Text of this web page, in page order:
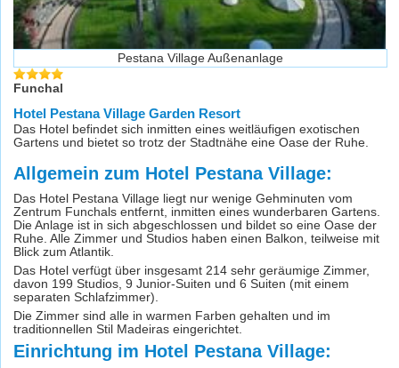
Pestana Village Außenanlage
Funchal
Hotel Pestana Village Garden Resort
Das Hotel befindet sich inmitten eines weitläufigen exotischen
Gartens und bietet so trotz der Stadtnähe eine Oase der Ruhe.
Allgemein zum Hotel Pestana Village:
Das Hotel Pestana Village liegt nur wenige Gehminuten vom
Zentrum Funchals entfernt, inmitten eines wunderbaren Gartens.
Die Anlage ist in sich abgeschlossen und bildet so eine Oase der
Ruhe. Alle Zimmer und Studios haben einen Balkon, teilweise mit
Blick zum Atlantik.
Das Hotel verfügt über insgesamt 214 sehr geräumige Zimmer,
davon 199 Studios, 9 Junior-Suiten und 6 Suiten (mit einem
separaten Schlafzimmer).
Die Zimmer sind alle in warmen Farben gehalten und im
traditionnellen Stil Madeiras eingerichtet.
Einrichtung im Hotel Pestana Village: